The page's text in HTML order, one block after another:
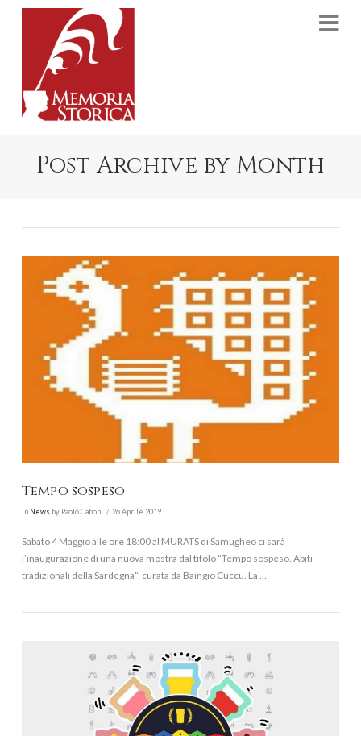
Post Archive by Month
Tempo sospeso
In News by Paolo Caboni 26 Aprile 2019
Sabato 4 Maggio alle ore 18:00 al MURATS di Samugheo ci sarà
l’inaugurazione di una nuova mostra dal titolo “Tempo sospeso. Abiti
tradizionali della Sardegna“, curata da Baingio Cuccu. La …